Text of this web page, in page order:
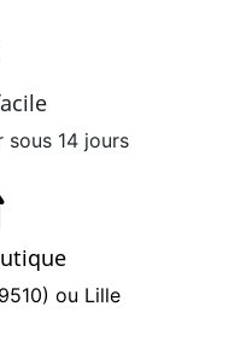
sous 14 jours
ou Lille